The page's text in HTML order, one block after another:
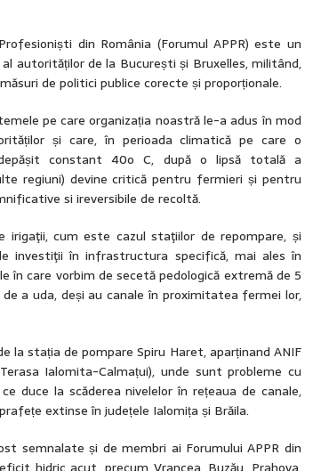
din România (Forumul APPR) este un
autorităților de la București și Bruxelles, militând,
de politici publice corecte și proporționale.
pe care organizația noastră le-a adus în mod
și care, în perioada climatică pe care o
constant 40o C, după o lipsă totală a
regiuni) devine critică pentru fermieri și pentru
si ireversibile de recoltă.
cum este cazul staţiilor de repompare, și
investiţii în infrastructura specifică, mai ales în
în care vorbim de secetă pedologică extremă de 5
a uda, deși au canale în proximitatea fermei lor,
la stația de pompare Spiru Haret, aparținand ANIF
Ialomita-Calmațui), unde sunt probleme cu
duce la scăderea nivelelor în rețeaua de canale,
extinse în județele Ialomița și Brăila.
semnalate și de membri ai Forumului APPR din